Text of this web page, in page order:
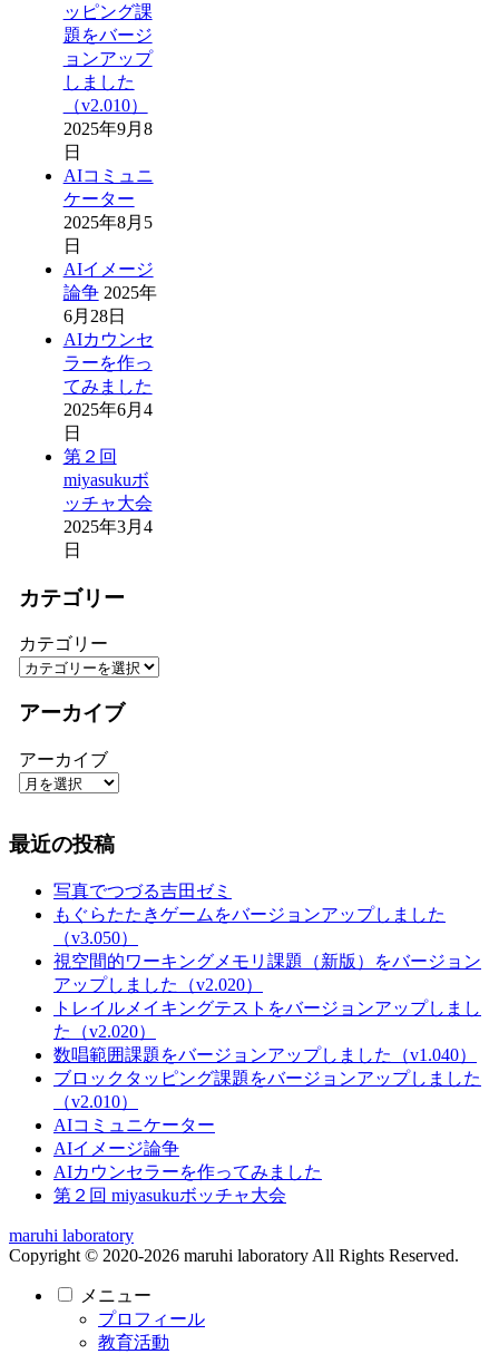
ッピング課
題をバージ
ョンアップ
しました
（v2.010）
2025年9月8
日
AIコミュニ
ケーター
2025年8月5
日
AIイメージ
論争 2025年
6月28日
AIカウンセ
ラーを作っ
てみました
2025年6月4
日
第２回
miyasukuボ
ッチャ大会
2025年3月4
日
カテゴリー
カテゴリー
アーカイブ
アーカイブ
最近の投稿
写真でつづる吉田ゼミ
もぐらたたきゲームをバージョンアップしました
（v3.050）
視空間的ワーキングメモリ課題（新版）をバージョン
アップしました（v2.020）
トレイルメイキングテストをバージョンアップしまし
た（v2.020）
数唱範囲課題をバージョンアップしました（v1.040）
ブロックタッピング課題をバージョンアップしました
（v2.010）
AIコミュニケーター
AIイメージ論争
AIカウンセラーを作ってみました
第２回 miyasukuボッチャ大会
maruhi laboratory
Copyright © 2020-2026 maruhi laboratory All Rights Reserved.
メニュー
プロフィール
教育活動